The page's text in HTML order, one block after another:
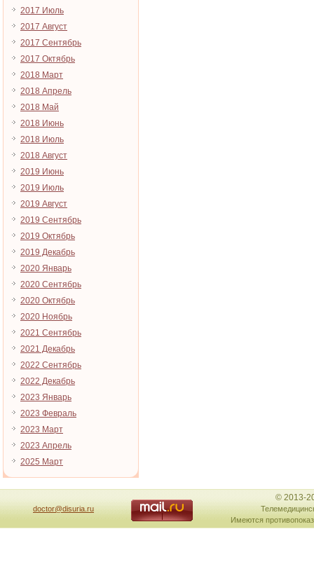
2017 Июль
2017 Август
2017 Сентябрь
2017 Октябрь
2018 Март
2018 Апрель
2018 Май
2018 Июнь
2018 Июль
2018 Август
2019 Июнь
2019 Июль
2019 Август
2019 Сентябрь
2019 Октябрь
2019 Декабрь
2020 Январь
2020 Сентябрь
2020 Октябрь
2020 Ноябрь
2021 Сентябрь
2021 Декабрь
2022 Сентябрь
2022 Декабрь
2023 Январь
2023 Февраль
2023 Март
2023 Апрель
2025 Март
doctor@disuria.ru
© 2013-
Имеются